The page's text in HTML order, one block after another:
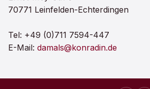
70771 Leinfelden-Echterdingen
Tel: +49 (0)711 7594-447
E-Mail: damals@konradin.de